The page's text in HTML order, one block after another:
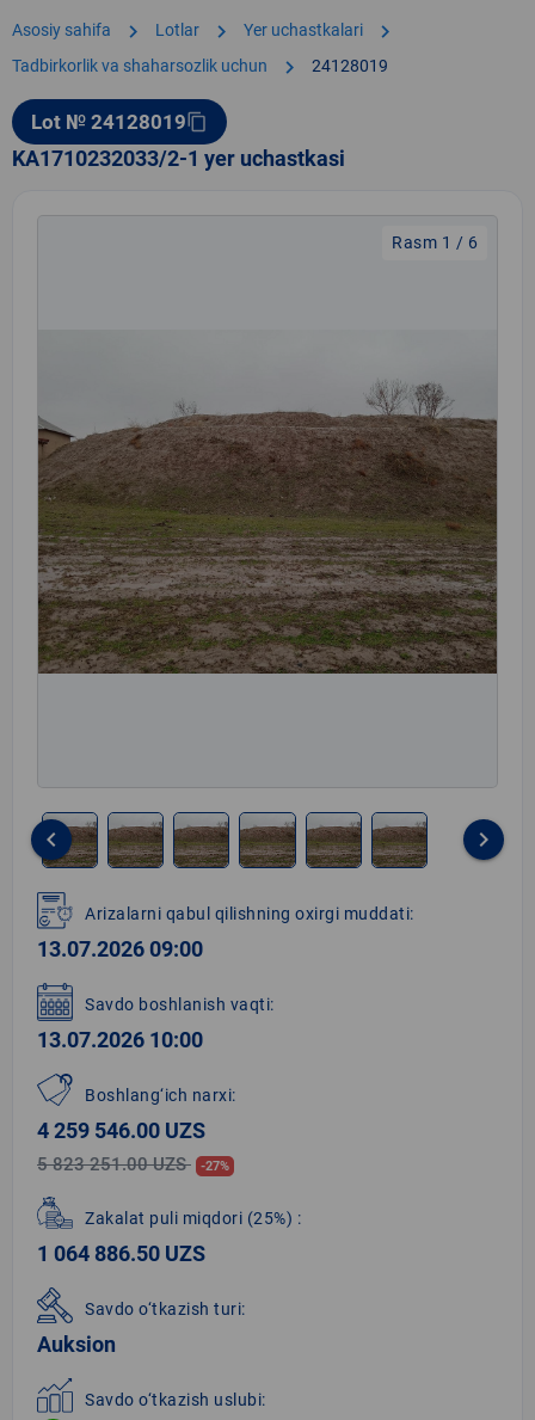
Asosiy sahifa chevron_right Lotlar chevron_right Yer uchastkalari chevron_right
Tadbirkorlik va shaharsozlik uchun chevron_right 24128019
Lot № 24128019content_copy
KA1710232033/2-1 yer uchastkasi
Rasm 1 / 6
1
of
6
keyboard_arrow_left keyboard_arrow_right
Arizalarni qabul qilishning oxirgi muddati:
13.07.2026 09:00
Savdo boshlanish vaqti:
13.07.2026 10:00
Boshlang‘ich narxi:
4 259 546.00 UZS
5 823 251.00 UZS -27%
Zakalat puli miqdori (25%) :
1 064 886.50 UZS
Savdo o‘tkazish turi:
Auksion
Savdo o‘tkazish uslubi: